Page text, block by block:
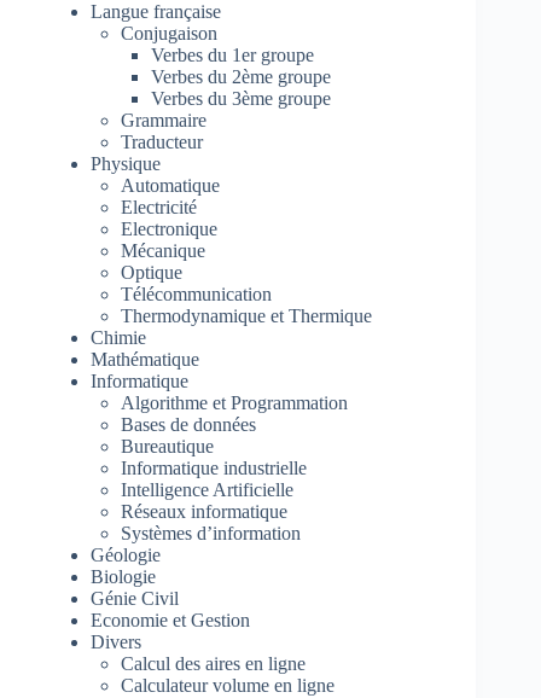
Langue française
Conjugaison
Verbes du 1er groupe
Verbes du 2ème groupe
Verbes du 3ème groupe
Grammaire
Traducteur
Physique
Automatique
Electricité
Electronique
Mécanique
Optique
Télécommunication
Thermodynamique et Thermique
Chimie
Mathématique
Informatique
Algorithme et Programmation
Bases de données
Bureautique
Informatique industrielle
Intelligence Artificielle
Réseaux informatique
Systèmes d’information
Géologie
Biologie
Génie Civil
Economie et Gestion
Divers
Calcul des aires en ligne
Calculateur volume en ligne